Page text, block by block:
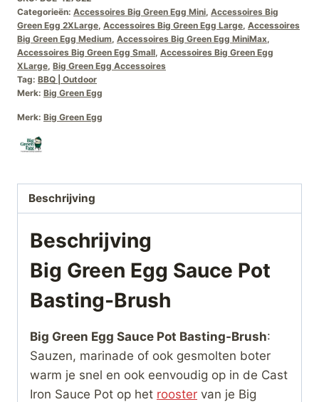
Brush
aantal
Categorieën: Accessoires Big Green Egg Mini, Accessoires Big
Green Egg 2XLarge, Accessoires Big Green Egg Large, Accessoires
Big Green Egg Medium, Accessoires Big Green Egg MiniMax,
Accessoires Big Green Egg Small, Accessoires Big Green Egg
XLarge, Big Green Egg Accessoires
Tag: BBQ | Outdoor
Merk: Big Green Egg
Merk: Big Green Egg
Beschrijving
Beschrijving
Big Green Egg Sauce Pot
Basting-Brush
Big Green Egg Sauce Pot Basting-Brush:
Sauzen, marinade of ook gesmolten boter
warm je snel en ook eenvoudig op in de Cast
Iron Sauce Pot op het rooster van je Big